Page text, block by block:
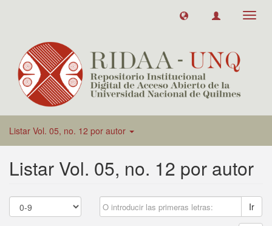
Listar Vol. 05, no. 12 por autor
Listar Vol. 05, no. 12 por autor
Ir